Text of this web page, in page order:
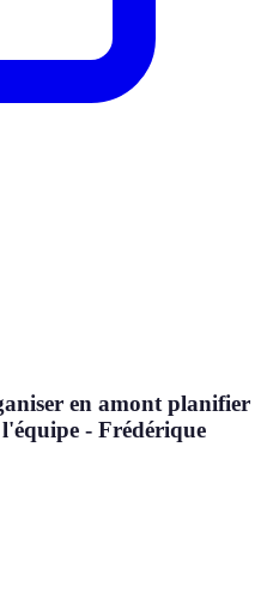
en amont planifier
- Frédérique